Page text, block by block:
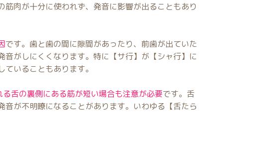
肉が十分に使われず、発音に影響が出ることもあり
です。歯と歯の間に隙間があったり、前歯が出ていた
音がしにくくなります。特に【サ行】が【シャ行】に
いることもあります。
舌の裏側にある筋が短い場合も注意が必要です。舌
が不明瞭になることがあります。いわゆる【舌たら